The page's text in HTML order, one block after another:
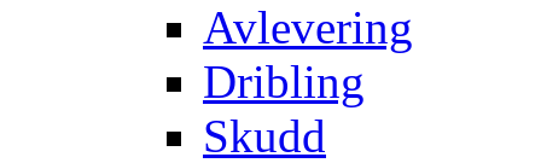
Avlevering
Dribling
Skudd